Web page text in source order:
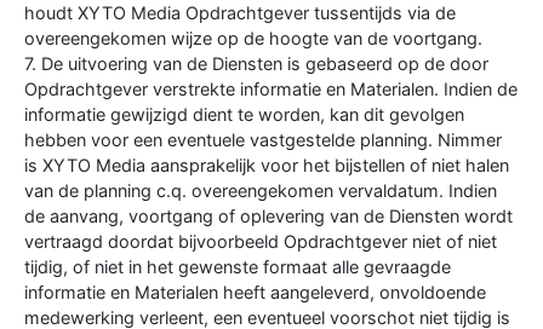
houdt XYTO Media Opdrachtgever tussentijds via de
overeengekomen wijze op de hoogte van de voortgang.
7. De uitvoering van de Diensten is gebaseerd op de door
Opdrachtgever verstrekte informatie en Materialen. Indien de
informatie gewijzigd dient te worden, kan dit gevolgen
hebben voor een eventuele vastgestelde planning. Nimmer
is XYTO Media aansprakelijk voor het bijstellen of niet halen
van de planning c.q. overeengekomen vervaldatum. Indien
de aanvang, voortgang of oplevering van de Diensten wordt
vertraagd doordat bijvoorbeeld Opdrachtgever niet of niet
tijdig, of niet in het gewenste formaat alle gevraagde
informatie en Materialen heeft aangeleverd, onvoldoende
medewerking verleent, een eventueel voorschot niet tijdig is